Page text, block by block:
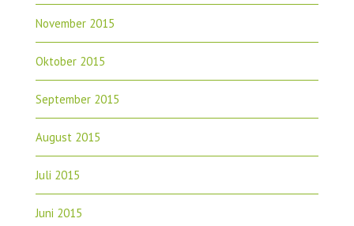
November 2015
Oktober 2015
September 2015
August 2015
Juli 2015
Juni 2015